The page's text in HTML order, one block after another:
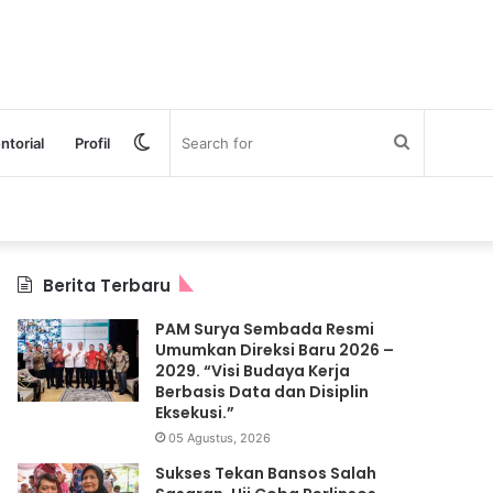
Profil Search
Switch
Berita Terbaru
PAM Surya Sembada Resmi
Umumkan Direksi Baru 2026 –
2029. “Visi Budaya Kerja
Berbasis Data dan Disiplin
Eksekusi.”
05 Agustus, 2026
Sukses Tekan Bansos Salah